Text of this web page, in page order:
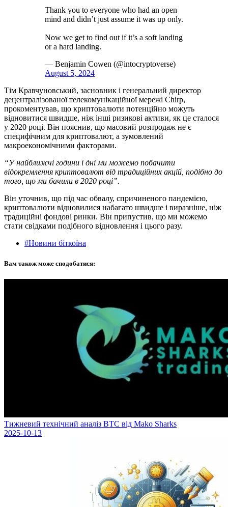
Thank you to everyone who had an open
mind and didn’t just assume it was up only.
Now we get to find out if it’s a soft landing
or a hard landing.
— Benjamin Cowen (@intocryptoverse)
August 5, 2024
Тім Кравчуновський, засновник і генеральний директор
децентралізованої телекомунікаційної мережі Chirp,
прокоментував, що криптовалюти потенційно можуть
відновитися швидше, ніж інші ризикові активи, як це сталося
у 2020 році. Він пояснив, що масовий розпродаж не є
специфічним для криптовалют, а зумовлений
макроекономічними факторами.
“У найближчі години і дні ми можемо побачити
відокремлення криптовалют від традиційних акцій, подібно до
того, що ми бачили в 2020 році”.
Він уточнив, що під час обвалу, спричиненого пандемією,
криптовалюти відновилися набагато швидше і виразніше, ніж
традиційні фондові ринки. Він припустив, що ми можемо
стати свідками подібного відновлення і цього разу.
#Новини біткоїна
Вам також може сподобатися:
Тижневий технічний аналіз BTC від Mako Sharks
2025-10-13